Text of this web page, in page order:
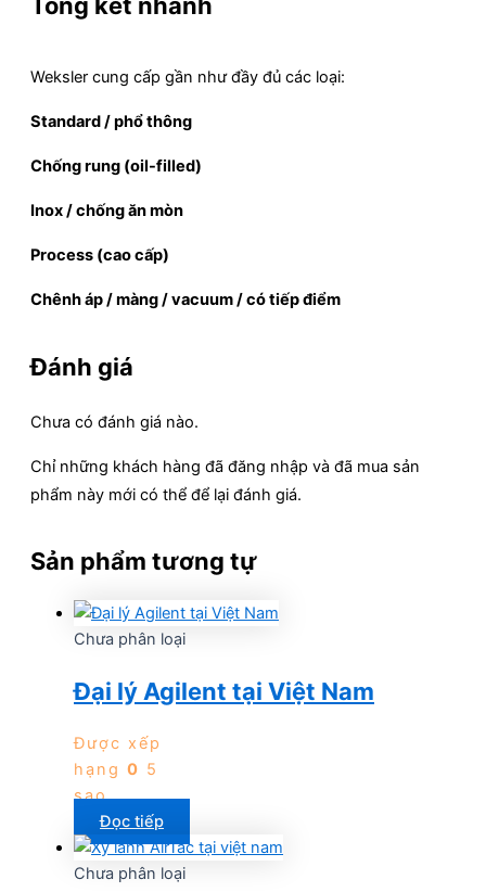
Weksler cung cấp gần như đầy đủ các loại:
Standard / phổ thông
Chống rung (oil-filled)
Inox / chống ăn mòn
Process (cao cấp)
Chênh áp / màng / vacuum / có tiếp điểm
Đánh giá
Chưa có đánh giá nào.
Chỉ những khách hàng đã đăng nhập và đã mua sản
phẩm này mới có thể để lại đánh giá.
Sản phẩm tương tự
Chưa phân loại
Đại lý Agilent tại Việt Nam
Được xếp
hạng 0 5
sao
Đọc tiếp
Chưa phân loại